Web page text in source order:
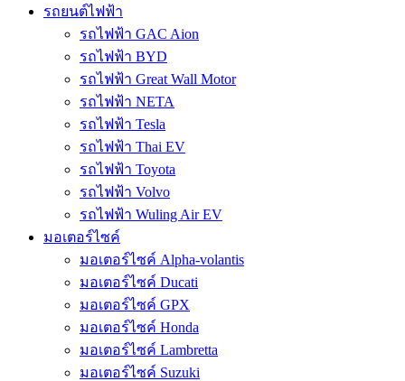
รถยนต์ไฟฟ้า
รถไฟฟ้า GAC Aion
รถไฟฟ้า BYD
รถไฟฟ้า Great Wall Motor
รถไฟฟ้า NETA
รถไฟฟ้า Tesla
รถไฟฟ้า Thai EV
รถไฟฟ้า Toyota
รถไฟฟ้า Volvo
รถไฟฟ้า Wuling Air EV
มอเตอร์ไซค์
มอเตอร์ไซค์ Alpha-volantis
มอเตอร์ไซค์ Ducati
มอเตอร์ไซค์ GPX
มอเตอร์ไซค์ Honda
มอเตอร์ไซค์ Lambretta
มอเตอร์ไซค์ Suzuki